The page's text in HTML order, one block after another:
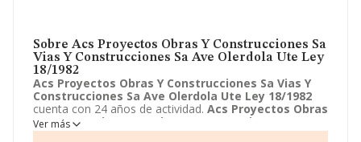
Sobre Acs Proyectos Obras Y Construcciones Sa
Vias Y Construcciones Sa Ave Olerdola Ute Ley
18/1982
Acs Proyectos Obras Y Construcciones Sa Vias Y
Construcciones Sa Ave Olerdola Ute Ley 18/1982
cuenta con 24 años de actividad. Acs Proyectos Obras
Y Construcciones Sa Vias Y Construcciones Sa Ave
Olerdola Ute Ley 18/1982se halla en Avenida Camino
Ver más